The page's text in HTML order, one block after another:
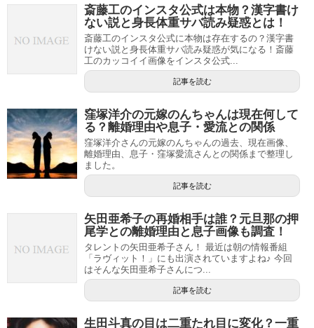
斎藤工のインスタ公式は本物？漢字書け
ない説と身長体重サバ読み疑惑とは！
斎藤工のインスタ公式に本物は存在するの？漢字書
けない説と身長体重サバ読み疑惑が気になる！斎藤
工のカッコイイ画像をインスタ公式...
記事を読む
窪塚洋介の元嫁のんちゃんは現在何して
る？離婚理由や息子・愛流との関係
窪塚洋介さんの元嫁のんちゃんの過去、現在画像、
離婚理由、息子・窪塚愛流さんとの関係まで整理し
ました。
記事を読む
矢田亜希子の再婚相手は誰？元旦那の押
尾学との離婚理由と息子画像も調査！
タレントの矢田亜希子さん！ 最近は朝の情報番組
「ラヴィット！」にも出演されていますよね♪ 今回
はそんな矢田亜希子さんにつ...
記事を読む
生田斗真の目は二重たれ目に変化？一重